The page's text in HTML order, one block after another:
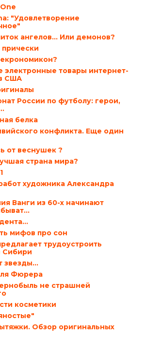
"Удовлетворение
ангелов… Или демонов?
электронные товары интернет-
США
России по футболу: герои,
белка
конфликта. Еще один
от веснушек ?
страна мира?
художника Александра
Ванги из 60-х начинают
мифов про сон
трудоустроить
Сибири
звезды…
Фюрера
не страшней
косметики
Обзор оригинальных